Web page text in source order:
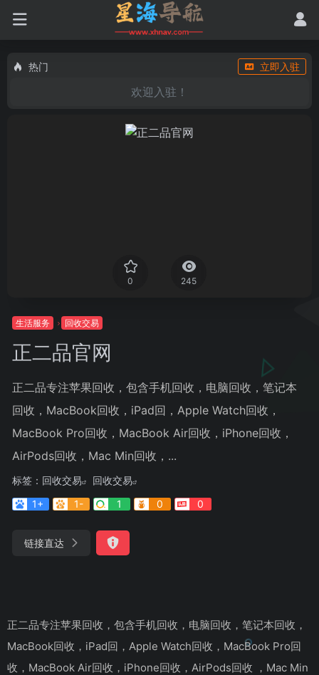
热门 立即入驻
欢迎入驻！
0 245
生活服务 回收交易
正二品官网
正二品专注苹果回收，包含手机回收，电脑回收，笔记本
回收，MacBook回收，iPad回，Apple Watch回收，
MacBook Pro回收，MacBook Air回收，iPhone回收，
AirPods回收，Mac Min回收，...
标签： 回收交易
回收交易
1+
1- 1 0 0
链接直达
正二品专注苹果回收，包含手机回收，电脑回收，笔记本回收，
MacBook回收，iPad回，Apple Watch回收，MacBook Pro回
收，MacBook Air回收，iPhone回收，AirPods回收 ，Mac Min